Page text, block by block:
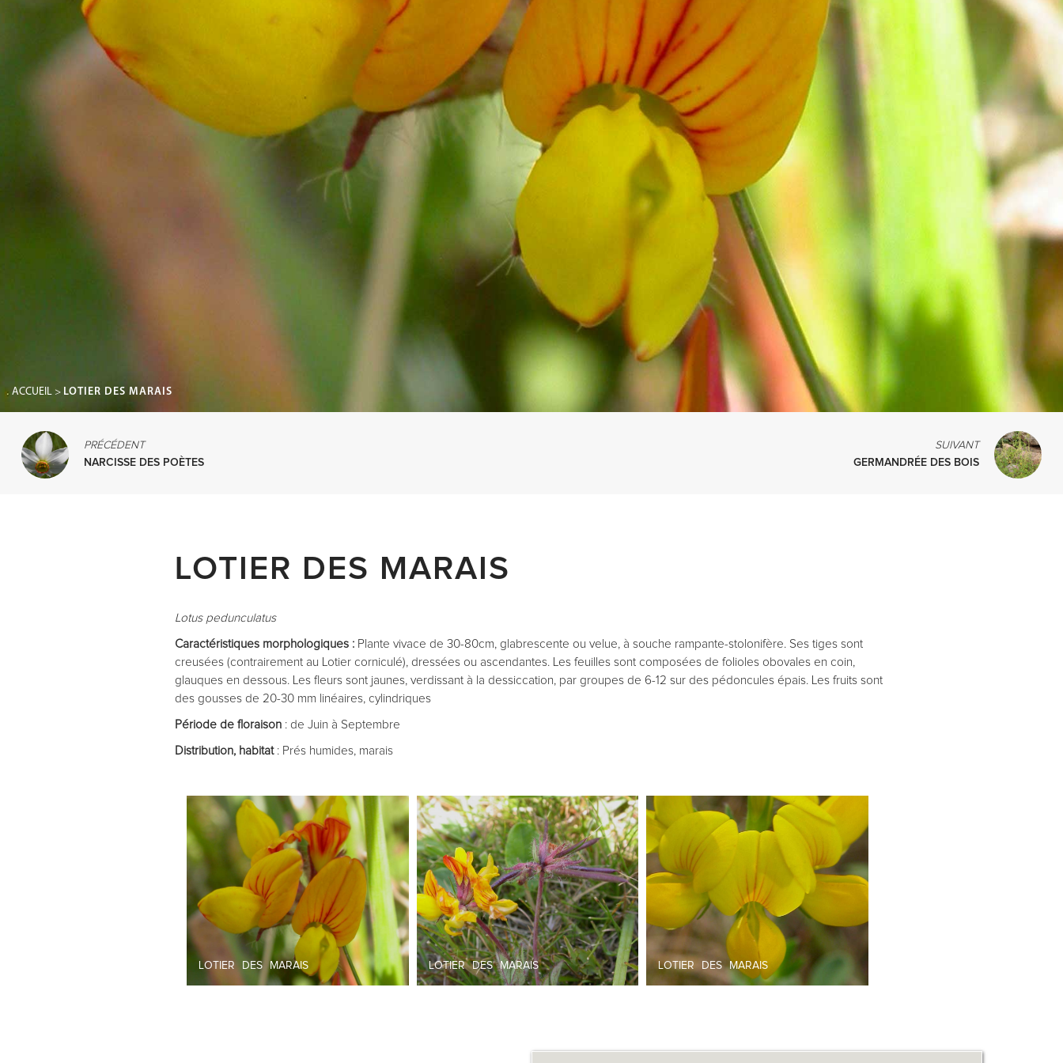
ACCUEIL > LOTIER DES MARAIS
PRÉCÉDENT
NARCISSE DES POÈTES
SUIVANT
GERMANDRÉE DES BOIS
LOTIER DES MARAIS
Lotus pedunculatus
Caractéristiques morphologiques : Plante vivace de 30-80cm, glabrescente ou velue, à souche rampante-stolonifère. Ses tiges sont
creusées (contrairement au Lotier corniculé), dressées ou ascendantes. Les feuilles sont composées de folioles obovales en coin,
glauques en dessous. Les fleurs sont jaunes, verdissant à la dessiccation, par groupes de 6-12 sur des pédoncules épais. Les fruits sont
des gousses de 20-30 mm linéaires, cylindriques
Période de floraison : de Juin à Septembre
Distribution, habitat : Prés humides, marais
LOTIER DES MARAIS LOTIER DES MARAIS LOTIER DES MARAIS